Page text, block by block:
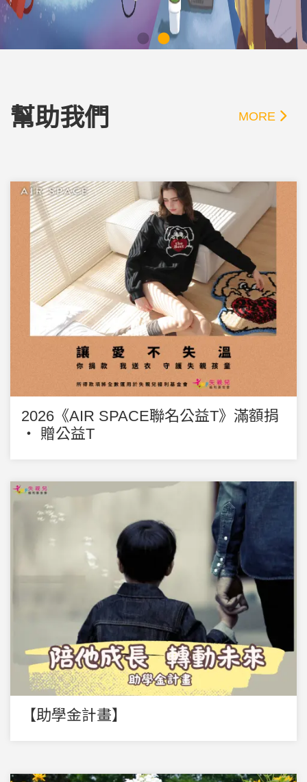
幫助我們 MORE
2026《AIR SPACE聯名公益T》滿額捐
‧ 贈公益T
【助學金計畫】